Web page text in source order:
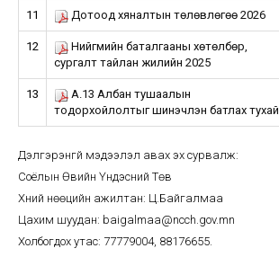
11 Дотоод хяналтын төлөвлөгөө 2026
12
Нийгмийн баталгааны хөтөлбөр,
сургалт тайлан жилийн 2025
13
А.13 Албан тушаалын
тодорхойлолтыг шинэчлэн батлах тухай
Дэлгэрэнгүй мэдээлэл авах эх сурвалж:
Соёлын Өвийн Үндэсний Төв
Хүний нөөцийн ажилтан: Ц.Байгалмаа
Цахим шуудан: baigalmaa@ncch.gov.mn
Холбогдох утас: 77779004, 88176655.